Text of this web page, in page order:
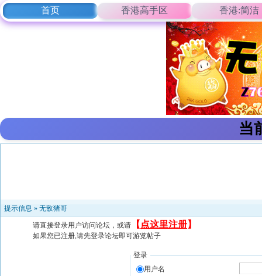
首页 香港高手区 香港:简洁
当
提示信息 » 无敌猪哥
请直接登录用户访问论坛，或请 【 点这里注册】
如果您已注册,请先登录论坛即可游览帖子
登录
用户名